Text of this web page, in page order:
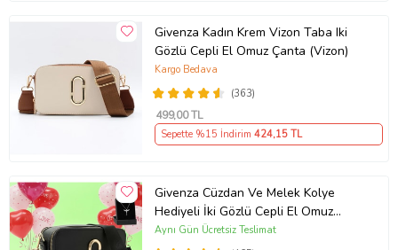
Givenza Kadın Krem Vizon Taba Iki
Gözlü Cepli El Omuz Çanta (Vizon)
(363)
Kargo Bedava
499,00 TL
Sepette %15 İndirim 424,15 TL
Givenza Cüzdan Ve Melek Kolye
Hediyeli İki Gözlü Cepli El Omuz
Çanta (Siyah)
Aynı Gün Ücretsiz Teslimat